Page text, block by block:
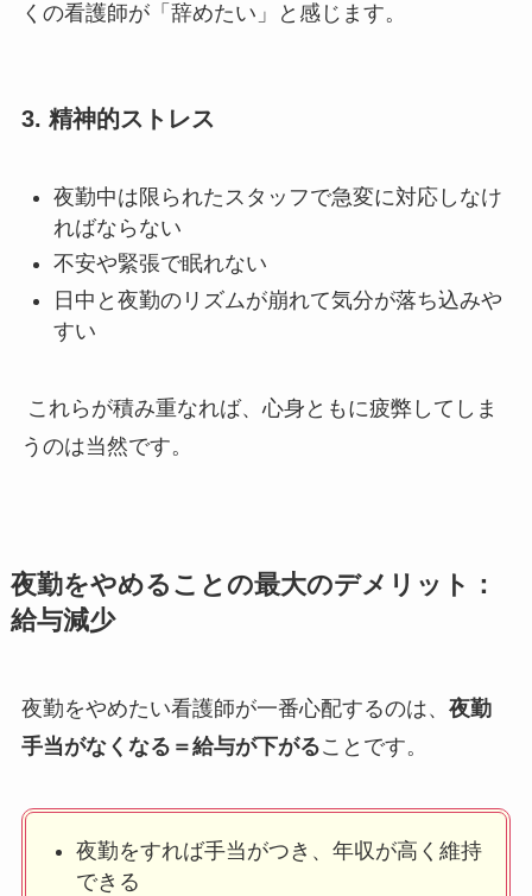
くの看護師が「辞めたい」と感じます。
3. 精神的ストレス
夜勤中は限られたスタッフで急変に対応しなけ
ればならない
不安や緊張で眠れない
日中と夜勤のリズムが崩れて気分が落ち込みや
すい
これらが積み重なれば、心身ともに疲弊してしま
うのは当然です。
夜勤をやめることの最大のデメリット：
給与減少
夜勤をやめたい看護師が一番心配するのは、 夜勤
手当がなくなる＝給与が下がることです。
夜勤をすれば手当がつき、年収が高く維持
できる